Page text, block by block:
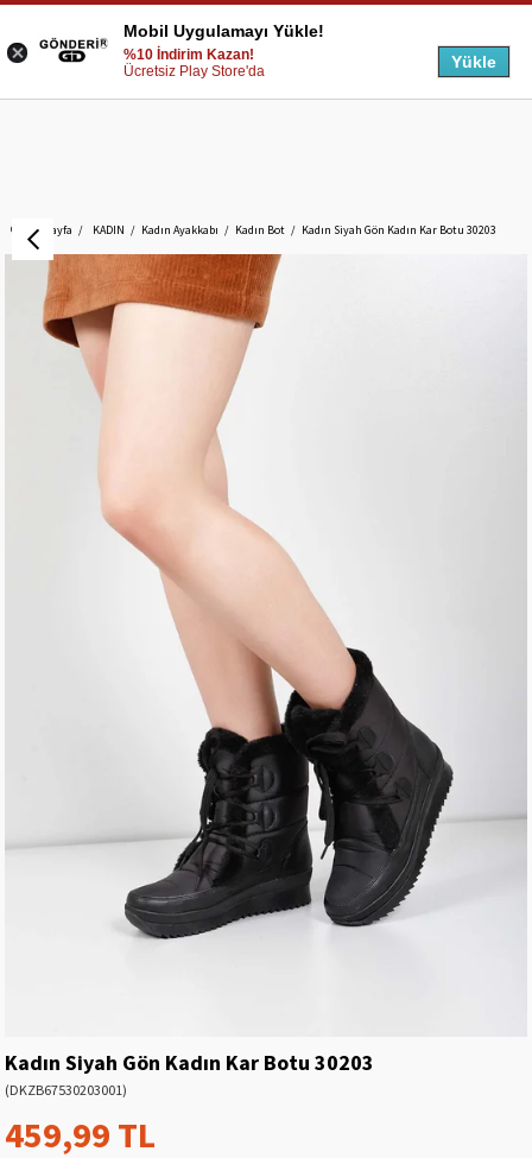
Anasayfa KADIN Kadın Ayakkabı Kadın Bot Kadın Siyah Gön Kadın Kar Botu 30203
Kadın Siyah Gön Kadın Kar Botu 30203
(DKZB67530203001)
459,99 TL
Mobil Uygulamayı Yükle!
%10 İndirim Kazan!
Ücretsiz Play Store'da
Yükle